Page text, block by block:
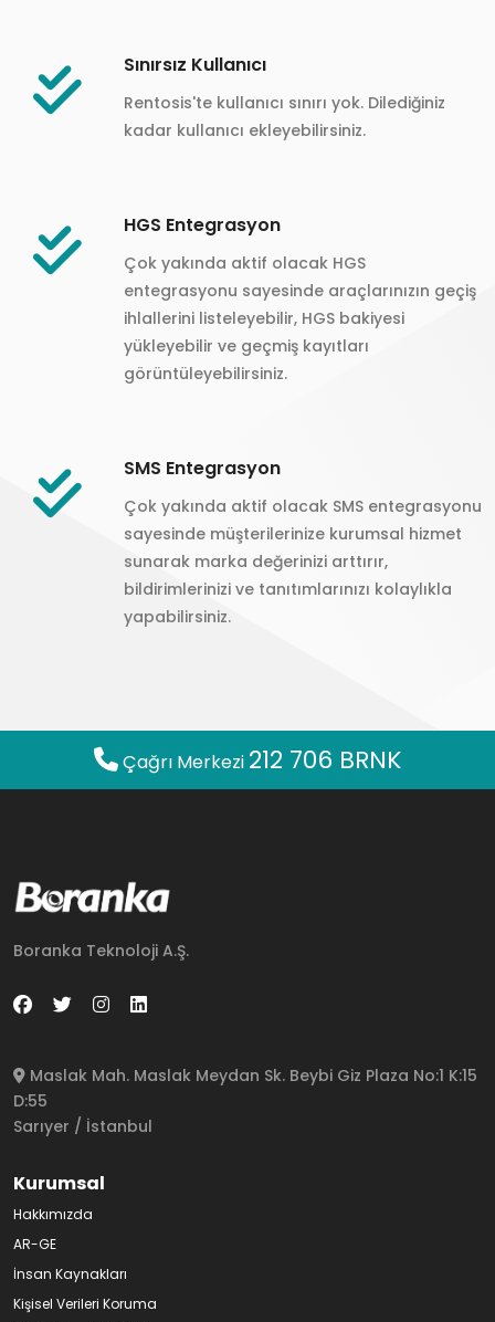
Sınırsız Kullanıcı
Rentosis'te kullanıcı sınırı yok. Dilediğiniz
kadar kullanıcı ekleyebilirsiniz.
HGS Entegrasyon
Çok yakında aktif olacak HGS
entegrasyonu sayesinde araçlarınızın geçiş
ihlallerini listeleyebilir, HGS bakiyesi
yükleyebilir ve geçmiş kayıtları
görüntüleyebilirsiniz.
SMS Entegrasyon
Çok yakında aktif olacak SMS entegrasyonu
sayesinde müşterilerinize kurumsal hizmet
sunarak marka değerinizi arttırır,
bildirimlerinizi ve tanıtımlarınızı kolaylıkla
yapabilirsiniz.
Çağrı Merkezi 212 706 BRNK
Boranka Teknoloji A.Ş.
Maslak Mah. Maslak Meydan Sk. Beybi Giz Plaza No:1 K:15
D:55
Sarıyer / İstanbul
Kurumsal
Hakkımızda
AR-GE
İnsan Kaynakları
Kişisel Verileri Koruma